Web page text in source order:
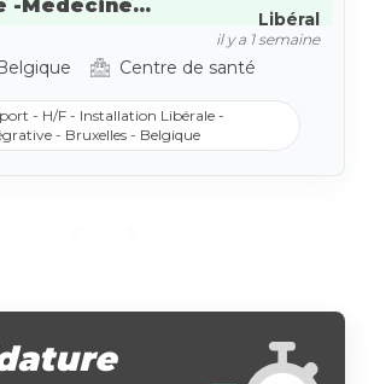
-Médecine...
Libéral
il y a 1 semaine
Centre de santé
- H/F - Installation Libérale -
- Bruxelles - Belgique